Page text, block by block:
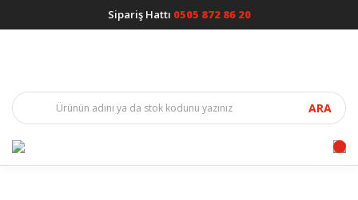
Sipariş Hattı 0505 872 86 20
ARA